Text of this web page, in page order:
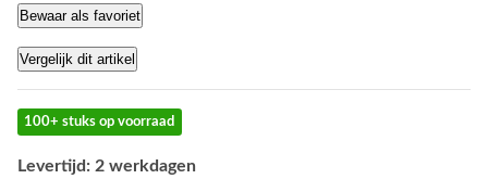
Bewaar als favoriet
Vergelijk dit artikel
100+ stuks op voorraad
Levertijd: 2 werkdagen